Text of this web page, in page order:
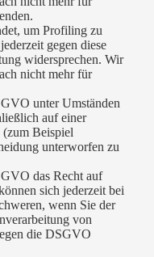
um Profiling zu
gegen diese
widersprechen. Wir
nicht mehr für
unter Umständen
auf einer
(zum Beispiel
unterworfen zu
das Recht auf
sich jederzeit bei
wenn Sie der
von
die DSGVO